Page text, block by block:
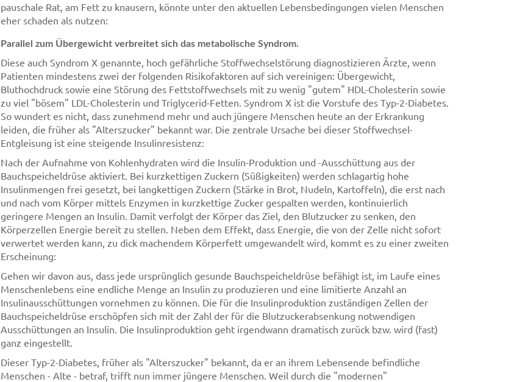
pauschale Rat, am Fett zu knausern, könnte unter den aktuellen Lebensbedingungen vielen Menschen
eher schaden als nutzen:
Parallel zum Übergewicht verbreitet sich das metabolische Syndrom.
Diese auch Syndrom X genannte, hoch gefährliche Stoffwechselstörung diagnostizieren Ärzte, wenn
Patienten mindestens zwei der folgenden Risikofaktoren auf sich vereinigen: Übergewicht,
Bluthochdruck sowie eine Störung des Fettstoffwechsels mit zu wenig "gutem" HDL-Cholesterin sowie
zu viel "bösem" LDL-Cholesterin und Triglycerid-Fetten. Syndrom X ist die Vorstufe des Typ-2-Diabetes.
So wundert es nicht, dass zunehmend mehr und auch jüngere Menschen heute an der Erkrankung
leiden, die früher als "Alterszucker" bekannt war. Die zentrale Ursache bei dieser Stoffwechsel-
Entgleisung ist eine steigende Insulinresistenz:
Nach der Aufnahme von Kohlenhydraten wird die Insulin-Produktion und -Ausschüttung aus der
Bauchspeicheldrüse aktiviert. Bei kurzkettigen Zuckern (Süßigkeiten) werden schlagartig hohe
Insulinmengen frei gesetzt, bei langkettigen Zuckern (Stärke in Brot, Nudeln, Kartoffeln), die erst nach
und nach vom Körper mittels Enzymen in kurzkettige Zucker gespalten werden, kontinuierlich
geringere Mengen an Insulin. Damit verfolgt der Körper das Ziel, den Blutzucker zu senken, den
Körperzellen Energie bereit zu stellen. Neben dem Effekt, dass Energie, die von der Zelle nicht sofort
verwertet werden kann, zu dick machendem Körperfett umgewandelt wird, kommt es zu einer zweiten
Erscheinung:
Gehen wir davon aus, dass jede ursprünglich gesunde Bauchspeicheldrüse befähigt ist, im Laufe eines
Menschenlebens eine endliche Menge an Insulin zu produzieren und eine limitierte Anzahl an
Insulinausschüttungen vornehmen zu können. Die für die Insulinproduktion zuständigen Zellen der
Bauchspeicheldrüse erschöpfen sich mit der Zahl der für die Blutzuckerabsenkung notwendigen
Ausschüttungen an Insulin. Die Insulinproduktion geht irgendwann dramatisch zurück bzw. wird (fast)
ganz eingestellt.
Dieser Typ-2-Diabetes, früher als "Alterszucker" bekannt, da er an ihrem Lebensende befindliche
Menschen - Alte - betraf, trifft nun immer jüngere Menschen. Weil durch die "modernen"